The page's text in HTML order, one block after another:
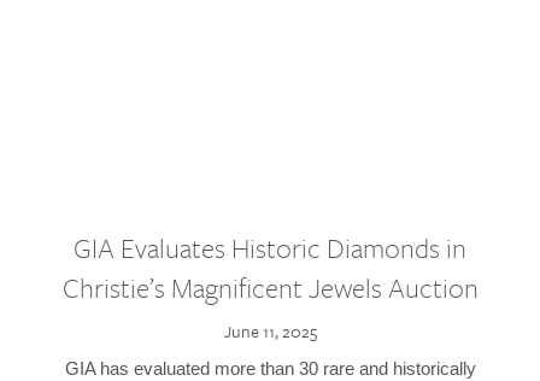
GIA Evaluates Historic Diamonds in
Christie’s Magnificent Jewels Auction
June 11, 2025
GIA has evaluated more than 30 rare and historically